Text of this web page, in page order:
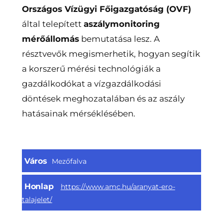
Országos Vízügyi Főigazgatóság (OVF)
által telepített aszálymonitoring
mérőállomásbemutatása lesz. A
résztvevők megismerhetik, hogyan segítik
a korszerű mérési technológiák a
gazdálkodókat a vízgazdálkodási
döntések meghozatalában és az aszály
hatásainak mérséklésében.
Város Mezőfalva
Honlap
https://www.amc.hu/aranyat-ero-
talajelet/